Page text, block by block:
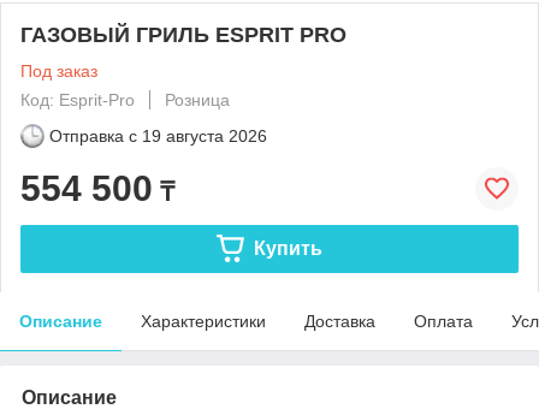
ГАЗОВЫЙ ГРИЛЬ ESPRIT PRO
Под заказ
Код: Esprit-Pro
Розница
Отправка с 19 августа 2026
554 500 ₸
Купить
Описание Характеристики Доставка Оплата
Описание